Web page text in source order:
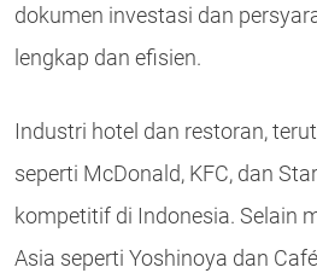
dokumen investasi dan
lengkap dan efisien.
Industri hotel dan restoran,
seperti McDonald, KFC, dan
kompetitif di Indonesia. Selain
Asia seperti Yoshinoya dan